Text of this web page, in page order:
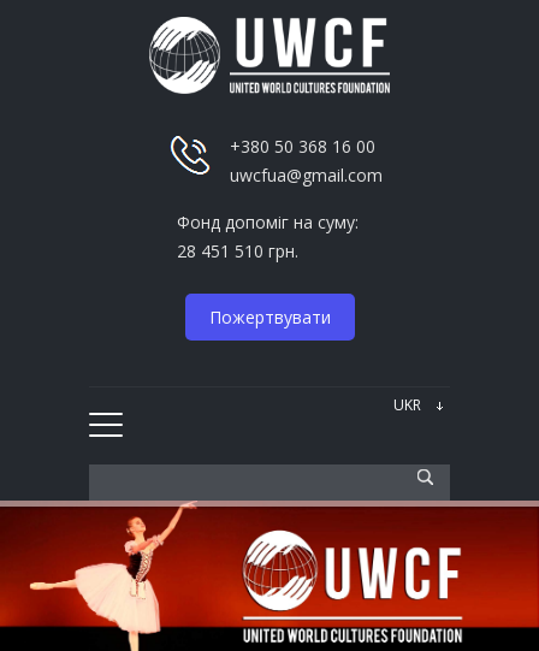
+380 50 368 16 00
uwcfua@gmail.com
Фонд допоміг на суму:
28 451 510 грн.
Пожертвувати